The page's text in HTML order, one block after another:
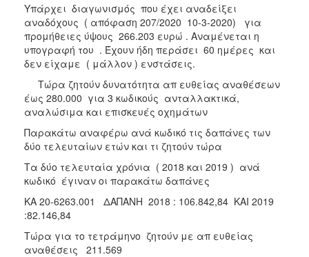
Υπάρχει διαγωνισμός που έχει αναδείξει
αναδόχους ( απόφαση 207/2020 10-3-2020) για
προμήθειες ύψους 266.203 ευρώ . Αναμένεται η
υπογραφή του . Έχουν ήδη περάσει 60 ημέρες και
δεν είχαμε ( μάλλον ) ενστάσεις.
Τώρα ζητούν δυνατότητα απ ευθείας αναθέσεων
έως 280.000 για 3 κωδικούς ανταλλακτικά,
αναλώσιμα και επισκευές οχημάτων
Παρακάτω αναφέρω ανά κωδικό τις δαπάνες των
δύο τελευταίων ετών και τι ζητούν τώρα
Τα δύο τελευταία χρόνια ( 2018 και 2019 ) ανά
κωδικό έγιναν οι παρακάτω δαπάνες
ΚΑ 20-6263.001 ΔΑΠΑΝΗ 2018 : 106.842,84 ΚΑΙ 2019
:82.146,84
Τώρα για το τετράμηνο ζητούν με απ ευθείας
αναθέσεις 211.569